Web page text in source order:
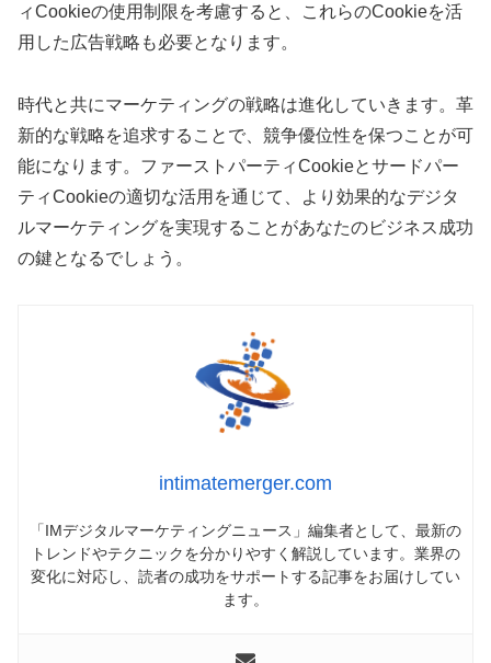
ィCookieの使用制限を考慮すると、これらのCookieを活
用した広告戦略も必要となります。
時代と共にマーケティングの戦略は進化していきます。革
新的な戦略を追求することで、競争優位性を保つことが可
能になります。ファーストパーティCookieとサードパー
ティCookieの適切な活用を通じて、より効果的なデジタ
ルマーケティングを実現することがあなたのビジネス成功
の鍵となるでしょう。
intimatemerger.com
「IMデジタルマーケティングニュース」編集者として、最新の
トレンドやテクニックを分かりやすく解説しています。業界の
変化に対応し、読者の成功をサポートする記事をお届けしてい
ます。